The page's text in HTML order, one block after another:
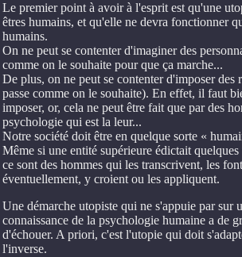
Le premier point à avoir à l'esprit est qu'une
êtres humains, et qu'elle ne devra fonctionner
humains.
On ne peut se contenter d'imaginer des
comme on le souhaite pour que ça marche...
De plus, on ne peut se contenter d'imposer des
passe comme on le souhaite). En effet, il faut
imposer, or, cela ne peut être fait que par des
psychologie qui est la leur...
Notre société doit être en quelque sorte «
Même si une entité supérieure édictait
ce sont des hommes qui les transcrivent, les
éventuellement, y croient ou les appliquent.
Une démarche utopiste qui ne s'appuie par sur
connaissance de la psychologie humaine a de
d'échouer. A priori, c'est l'utopie qui doit
l'inverse.